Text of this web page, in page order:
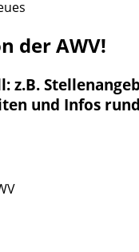
der AWV!
z.B.
und Infos